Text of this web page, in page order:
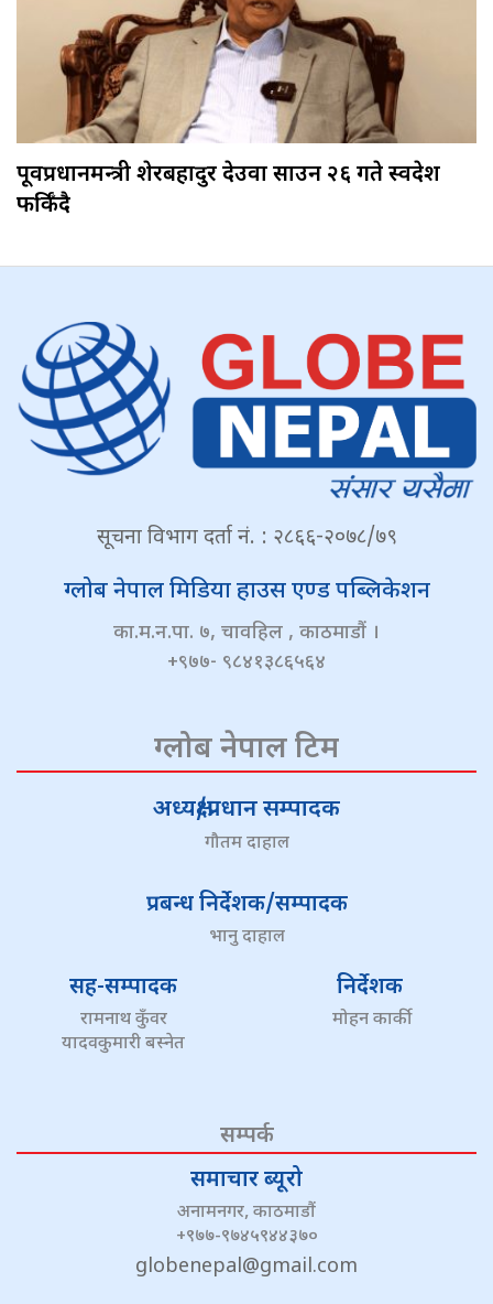
पूर्वप्रधानमन्त्री शेरबहादुर देउवा साउन २६ गते स्वदेश
फर्किँदै
सूचना विभाग दर्ता नं. : २८६६-२०७८/७९
ग्लोब नेपाल मिडिया हाउस एण्ड पब्लिकेशन
का.म.न.पा. ७, चावहिल , काठमाडौं ।
+९७७- ९८४१३८६५६४
ग्लोब नेपाल टिम
अध्यक्ष/प्रधान सम्पादक
गौतम दाहाल
प्रबन्ध निर्देशक/सम्पादक
भानु दाहाल
सह-सम्पादक
रामनाथ कुँवर
यादवकुमारी बस्नेत
निर्देशक
मोहन कार्की
सम्पर्क
समाचार ब्यूरो
अनामनगर, काठमाडौं
+९७७-९७४५९४४३७०
globenepal@gmail.com